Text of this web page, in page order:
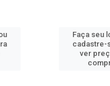
Faça seu
cadastre-
ver